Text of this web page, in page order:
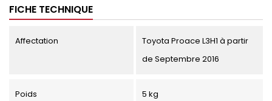
FICHE TECHNIQUE
Affectation
Toyota Proace L3H1 à partir
de Septembre 2016
Poids 5 kg